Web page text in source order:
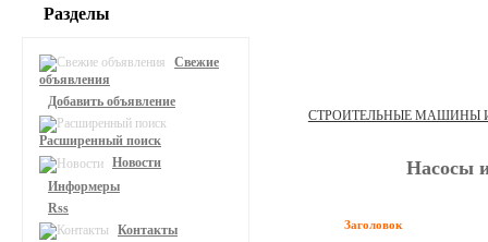
СТРОИТЕЛЬНЫЕ МАШИНЫ
Насосы
Заголовок
Разделы
Свежие
объявления
Добавить объявление
Расширенный поиск
Новости
Информеры
Rss
Контакты